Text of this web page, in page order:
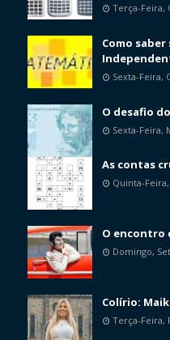
Terça-Feira,
Como
Sexta-Feira,
O desafio
Sexta-Feira,
As contas
Quinta-
O encontro
Domingo,
Colírio:
Terça-Feira,